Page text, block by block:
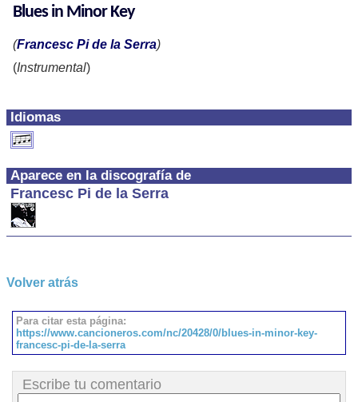
Idiomas
Aparece en la discografía de
Francesc Pi de la Serra
Blues in Minor Key
(Francesc Pi de la Serra)
(Instrumental)
Volver atrás
Para citar esta página:
https://www.cancioneros.com/nc/20428/0/blues-in-minor-key-
francesc-pi-de-la-serra
Escribe tu comentario